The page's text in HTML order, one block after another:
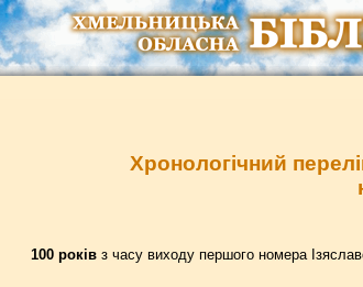
Хронологічний
100 роківз часу виходу першого номера